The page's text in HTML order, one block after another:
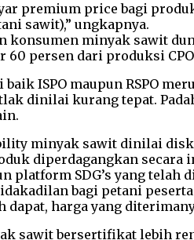
premium price bagi
sawit),” ungkapnya.
konsumen minyak sawit
60 persen dari produksi
ISPO maupun RSPO
dinilai kurang tepat.
minyak sawit dinilai
diperdagangkan
platform SDG’s yang telah
bagi petani peserta
harga yang
sawit bersertifikat lebih